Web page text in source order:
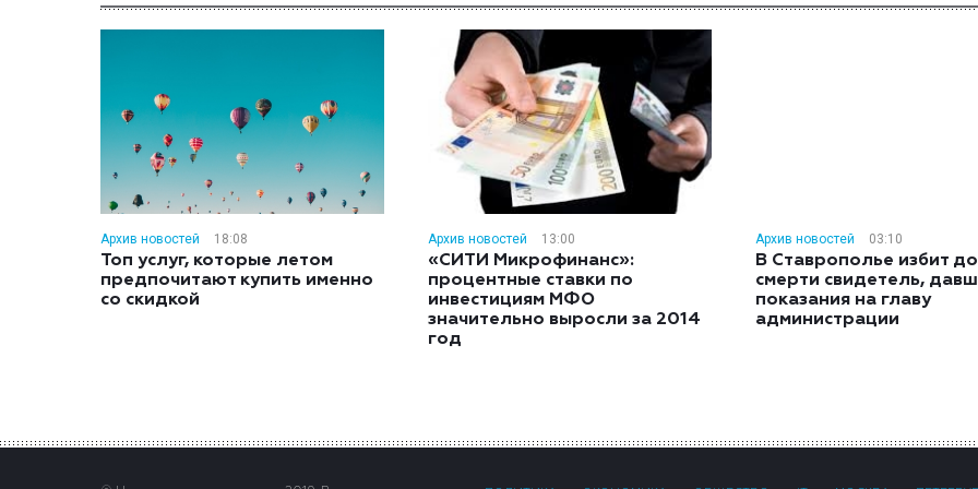
Архив новостей 18:08
Топ услуг, которые летом
предпочитают купить именно
со скидкой
Архив новостей 13:00
«СИТИ Микрофинанс»:
процентные ставки по
инвестициям МФО
значительно выросли за 2014
год
Архив новостей 03:10
В Ставрополье избит до
смерти свидетель,
показания на главу
администрации